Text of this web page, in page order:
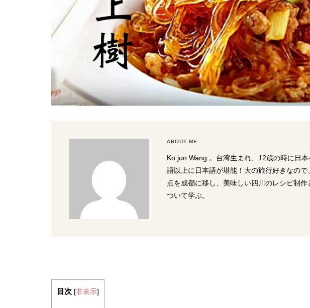
ABOUT ME
Ko jun Wang 。台湾生まれ、12歳の時に日
語以上に日本語が堪能！大の旅行好きなの
点を成都に移し、美味しい四川のレシピ制
ついて学ぶ。
目次 [非表示]
2016年8月25日